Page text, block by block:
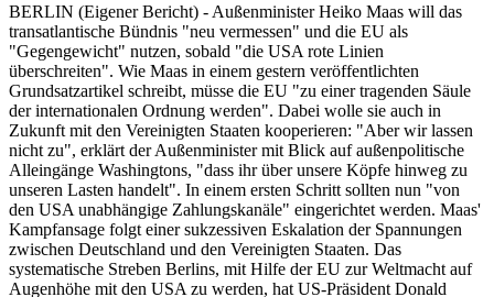
BERLIN (Eigener Bericht) - Außenminister Heiko Maas will das
transatlantische Bündnis "neu vermessen" und die EU als
"Gegengewicht" nutzen, sobald "die USA rote Linien
überschreiten". Wie Maas in einem gestern veröffentlichten
Grundsatzartikel schreibt, müsse die EU "zu einer tragenden Säule
der internationalen Ordnung werden". Dabei wolle sie auch in
Zukunft mit den Vereinigten Staaten kooperieren: "Aber wir lassen
nicht zu", erklärt der Außenminister mit Blick auf außenpolitische
Alleingänge Washingtons, "dass ihr über unsere Köpfe hinweg zu
unseren Lasten handelt". In einem ersten Schritt sollten nun "von
den USA unabhängige Zahlungskanäle" eingerichtet werden. Maas'
Kampfansage folgt einer sukzessiven Eskalation der Spannungen
zwischen Deutschland und den Vereinigten Staaten. Das
systematische Streben Berlins, mit Hilfe der EU zur Weltmacht auf
Augenhöhe mit den USA zu werden, hat US-Präsident Donald